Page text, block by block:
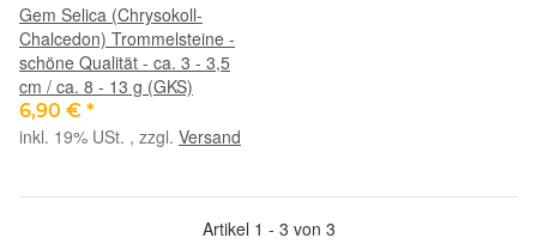
Gem Selica (Chrysokoll-
Chalcedon) Trommelsteine -
schöne Qualität - ca. 3 - 3,5
cm / ca. 8 - 13 g (GKS)
6,90 € *
inkl. 19% USt. , zzgl. Versand
Artikel 1 - 3 von 3